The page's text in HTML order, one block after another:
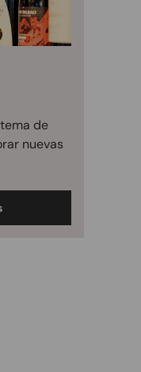
de
nuevas